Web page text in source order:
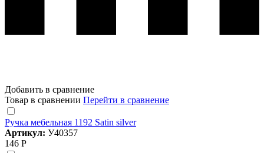
Добавить в сравнение
Товар в сравнении Перейти в сравнение
Ручка мебельная 1192 Satin silver
Артикул: У40357
146 Р